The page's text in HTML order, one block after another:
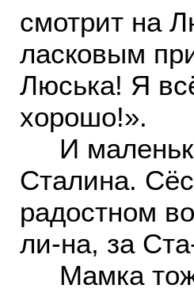
смотрит на
ласковым
Люська! Я
хорошо!».
И
Сталина.
радостном
ли-на, за
Мамка